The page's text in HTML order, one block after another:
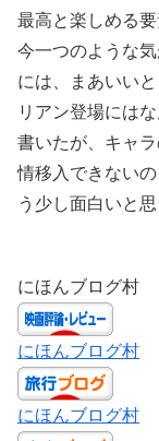
最高と楽しめる
今一つのような
には、まあいい
リアン登場には
書いたが、キャ
情移入できない
う少し面白いと思
にほんブログ村
にほんブログ村
にほんブログ村